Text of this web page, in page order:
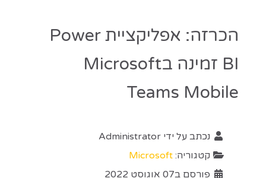
הכרזה: אפליקציית Power
BI זמינה בMicrosoft
Teams Mobile
נכתב על ידי Administrator
קטגוריה: Microsoft
פורסם ב07 אוגוסט 2022